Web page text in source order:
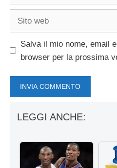
Salva il mio nome, email
browser per la prossima
LEGGI ANCHE: